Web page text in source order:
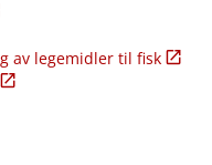
av legemidler til fisk